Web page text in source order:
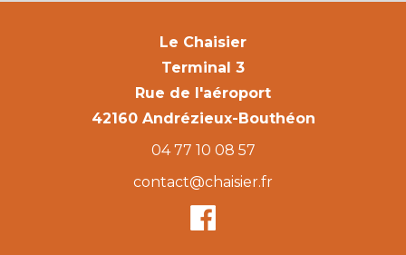
Le Chaisier
Terminal 3
Rue de l'aéroport
42160 Andrézieux-Bouthéon
04 77 10 08 57
contact@chaisier.fr